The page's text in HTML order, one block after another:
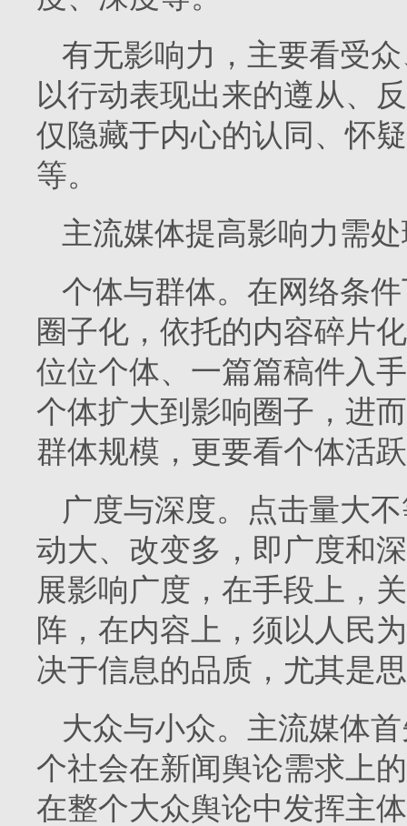
有无影响力，主要看受
以行动表现出来的遵从、
仅隐藏于内心的认同、怀
等。
主流媒体提高影响力需
个体与群体。在网络条
圈子化，依托的内容碎片
位位个体、一篇篇稿件入
个体扩大到影响圈子，进
群体规模，更要看个体活
广度与深度。点击量大
动大、改变多，即广度和
展影响广度，在手段上，
阵，在内容上，须以人民
决于信息的品质，尤其是
大众与小众。主流媒体
个社会在新闻舆论需求上
在整个大众舆论中发挥主